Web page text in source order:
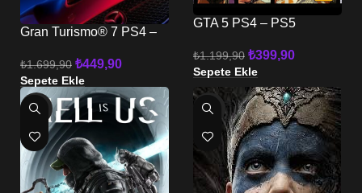
Gran Turismo® 7 PS4 –
₺1.699,90 ₺449,90
Sepete Ekle
GTA 5 PS4 – PS5
₺1.199,90 ₺399,90
Sepete Ekle
-58% -65%